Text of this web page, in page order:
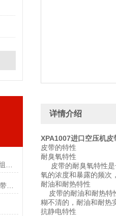
详情介绍
XPA1007进口空压机皮
皮带的特性
耐臭氧特性
皮带的耐臭氧特性是
氧的浓度和暴露的频次
耐油和耐热特性
皮带的耐油和耐热特
糊不清的，耐油和耐热
抗静电特性